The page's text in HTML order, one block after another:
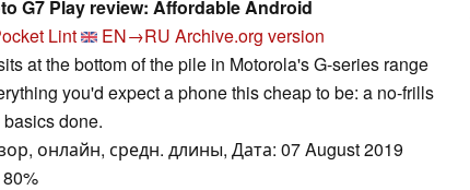
G7 Play review: Affordable Android
Lint EN→RU Archive.org version
at the bottom of the pile in Motorola's G-series range
you'd expect a phone this cheap to be: a no-frills
done.
онлайн, средн. длины, Дата: 07 August 2019
80%